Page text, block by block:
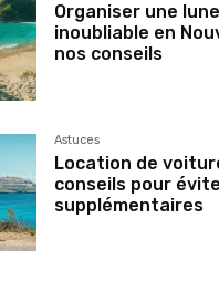
Organiser une
inoubliable en
nos conseils
Astuces
Location de
conseils pour
supplémentaires